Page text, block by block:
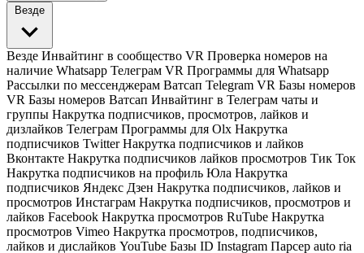
Везде
Везде Инвайтинг в сообщество VR Проверка номеров на
наличие Whatsapp Телеграм VR Программы для Whatsapp
Рассылки по мессенджерам Ватсап Telegram VR Базы номеров
VR Базы номеров Ватсап Инвайтинг в Телеграм чаты и
группы Накрутка подписчиков, просмотров, лайков и
дизлайков Телеграм Программы для Olx Накрутка
подписчиков Twitter Накрутка подписчиков и лайков
Вконтакте Накрутка подписчиков лайков просмотров Тик Ток
Накрутка подписчиков на профиль Юла Накрутка
подписчиков Яндекс Дзен Накрутка подписчиков, лайков и
просмотров Инстаграм Накрутка подписчиков, просмотров и
лайков Facebook Накрутка просмотров RuTube Накрутка
просмотров Vimeo Накрутка просмотров, подписчиков,
лайков и дислайков YouTube Базы ID Instagram Парсер auto ria